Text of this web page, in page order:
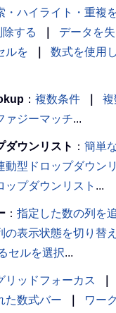
・ハイライト・重複
する
データを
ルを
数式を使用
： 複数条件 複
ァジーマッチ...
ダウンリスト ： 簡単
動型ドロップダウン
ップダウンリスト ...
： 指定した数の列を
の表示状態を切り替え
セルを選択...
リッドフォーカス
た数式バー
ワー